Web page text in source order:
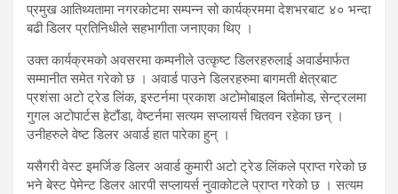
प्रमुख आतिथ्यतामा नगरकोटमा सम्पन्न सो कार्यक्रममा देशभरबाट ४० भन्दा
बढी डिलर प्रतिनिधीले सहभागीता जनाएका थिए ।
उक्त कार्यक्रमको अवसरमा कम्पनीले उत्कृष्ट डिलरहरुलाई अवार्डमार्फत
सम्मानीत समेत गरेको छ । अवार्ड पाउने डिलरहरुमा बागमती क्षेत्रबाट
प्रशंसा अटो ट्रेड लिंक, इस्टर्नमा प्रकाश अटोमोबाइल बिर्तामोड, सेन्ट्रलमा
गुगल अटोपार्टस हेटौंडा, वेष्टर्नमा सत्यम सप्लायर्स चितवन रहेका छन् ।
उनीहरुले वेष्ट डिलर अवार्ड हात पारेका हुन् ।
यसैगरी वेस्ट इमर्जिङ डिलर अवार्ड कुमारी अटो ट्रेड लिंकले प्राप्त गरेको छ
भने बेस्ट पेमेन्ट डिलर आरपी सप्लायर्स नुवाकोटले प्राप्त गरेको छ । सत्यम